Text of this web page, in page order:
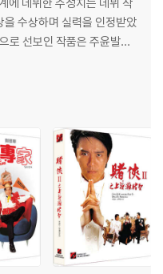
수상하며 실력을 인정받았
부터. <도성>이 홍콩
이후 차기작 <도학위룡>(19
>(1992